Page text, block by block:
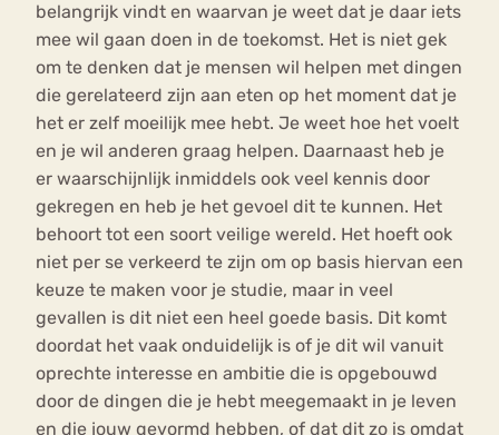
belangrijk vindt en waarvan je weet dat je daar iets
mee wil gaan doen in de toekomst. Het is niet gek
om te denken dat je mensen wil helpen met dingen
die gerelateerd zijn aan eten op het moment dat je
het er zelf moeilijk mee hebt. Je weet hoe het voelt
en je wil anderen graag helpen. Daarnaast heb je
er waarschijnlijk inmiddels ook veel kennis door
gekregen en heb je het gevoel dit te kunnen. Het
behoort tot een soort veilige wereld. Het hoeft ook
niet per se verkeerd te zijn om op basis hiervan een
keuze te maken voor je studie, maar in veel
gevallen is dit niet een heel goede basis. Dit komt
doordat het vaak onduidelijk is of je dit wil vanuit
oprechte interesse en ambitie die is opgebouwd
door de dingen die je hebt meegemaakt in je leven
en die jouw gevormd hebben, of dat dit zo is omdat